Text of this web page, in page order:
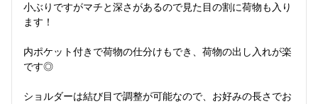
小ぶりですがマチと深さがあるので見た目の割に荷物も入り
ます！
内ポケット付きで荷物の仕分けもでき、荷物の出し入れが楽
です◎
ショルダーは結び目で調整が可能なので、お好みの長さでお